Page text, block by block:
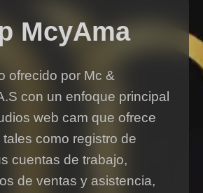
McyAma
ofrecido por Mc &
con un enfoque principal
web cam que ofrece
como registro de
cuentas de trabajo,
de ventas y asistencia,